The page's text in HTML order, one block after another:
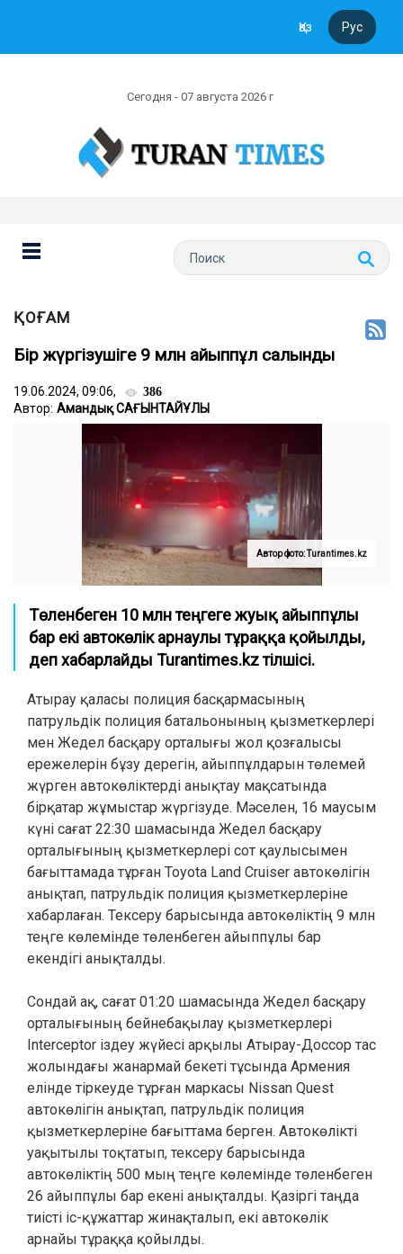
Қаз Рус
Сегодня - 07 августа 2026 г
ҚОҒАМ
Бір жүргізушіге 9 млн айыппұл салынды
19.06.2024, 09:06, 386
Автор: Амандық САҒЫНТАЙҰЛЫ
Автор фото: Turantimes.kz
Төленбеген 10 млн теңгеге жуық айыппұлы
бар екі автокөлік арнаулы тұраққа қойылды,
деп хабарлайды Turantimes.kz тілшісі.
Атырау қаласы полиция басқармасының
патрульдік полиция батальонының қызметкерлері
мен Жедел басқару орталығы жол қозғалысы
ережелерін бұзу дерегін, айыппұлдарын төлемей
жүрген автокөліктерді анықтау мақсатында
бірқатар жұмыстар жүргізуде. Мәселен, 16 маусым
күні сағат 22:30 шамасында Жедел басқару
орталығының қызметкерлері сот қаулысымен
бағыттамада тұрған Toyota Land Cruiser автокөлігін
анықтап, патрульдік полиция қызметкерлеріне
хабарлаған. Тексеру барысында автокөліктің 9 млн
теңге көлемінде төленбеген айыппұлы бар
екендігі анықталды.
Сондай ақ, сағат 01:20 шамасында Жедел басқару
орталығының бейнебақылау қызметкерлері
Interceptor іздеу жүйесі арқылы Атырау-Доссор тас
жолындағы жанармай бекеті тұсында Армения
елінде тіркеуде тұрған маркасы Nissan Quest
автокөлігін анықтап, патрульдік полиция
қызметкерлеріне бағыттама берген. Автокөлікті
уақытылы тоқтатып, тексеру барысында
автокөліктің 500 мың теңге көлемінде төленбеген
26 айыппұлы бар екені анықталды. Қазіргі таңда
тиісті іс-құжаттар жинақталып, екі автокөлік
арнайы тұраққа қойылды.